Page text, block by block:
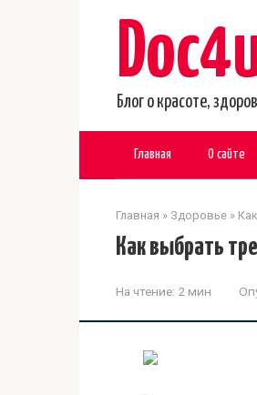
Блог о красоте,
Главная О сайте
Главная » Здоровье »
Как выбрать
На чтение: 2 мин